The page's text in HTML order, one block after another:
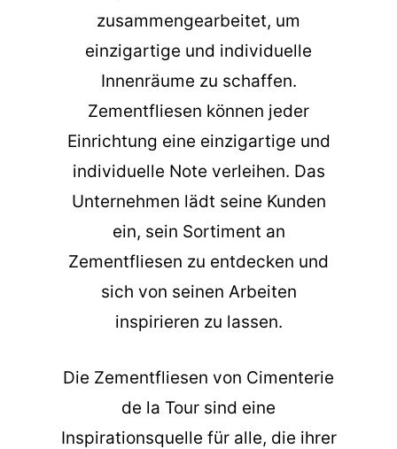
zusammengearbeitet, um
einzigartige und individuelle
Innenräume zu schaffen.
Zementfliesen können jeder
Einrichtung eine einzigartige und
individuelle Note verleihen. Das
Unternehmen lädt seine Kunden
ein, sein Sortiment an
Zementfliesen zu entdecken und
sich von seinen Arbeiten
inspirieren zu lassen.
Die Zementfliesen von Cimenterie
de la Tour sind eine
Inspirationsquelle für alle, die ihrer